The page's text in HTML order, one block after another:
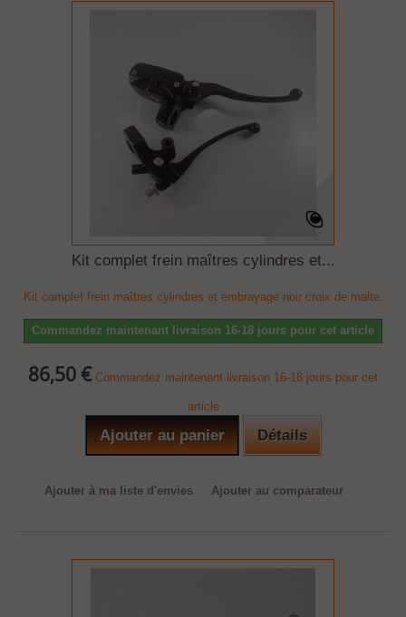
Kit complet frein maîtres cylindres et...
Kit complet frein maîtres cylindres et embrayage noir croix de malte.
Commandez maintenant livraison 16-18 jours pour cet article
86,50 € Commandez maintenant livraison 16-18 jours pour cet
article
Ajouter au panier Détails
Ajouter à ma liste d'envies Ajouter au comparateur